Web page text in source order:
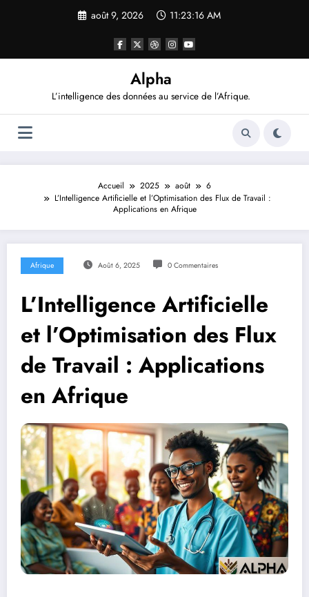
août 9, 2026 11:23:17 AM
Alpha
L’intelligence des données au service de l’Afrique.
Accueil 2025 août
6
L’Intelligence Artificielle et l’Optimisation des Flux de Travail :
Applications en Afrique
Afrique Août 6, 2025 0 Commentaires
L’Intelligence Artificielle
et l’Optimisation des Flux
de Travail : Applications
en Afrique